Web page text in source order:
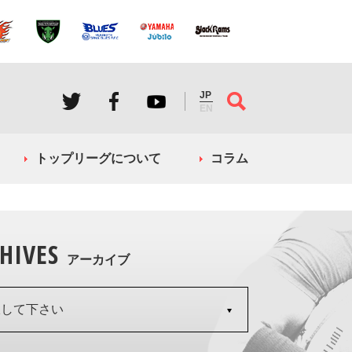
JP
EN
トップリーグについて コラム
アーカイブ
て下さい